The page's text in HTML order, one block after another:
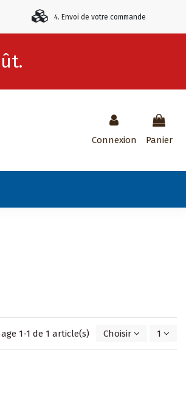
4. Envoi de votre commande
Connexion Panier
1-1 de 1 article(s) Choisir 1